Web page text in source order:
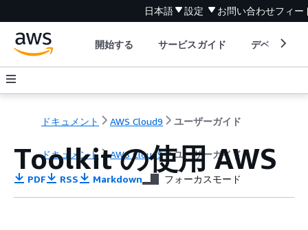
日本語 設定 お問い合わせフィー
開始する サービスガイド デベロッパ
ドキュメント AWS Cloud9 ユーザーガイド
ドキュメント AWS Cloud9 ユーザーガイド
Toolkit の使用 AWS
PDF RSS Markdown フォーカスモード